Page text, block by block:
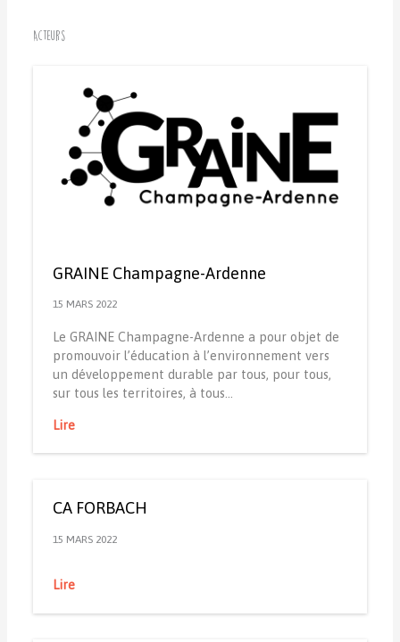
Acteurs
GRAINE Champagne-Ardenne
15 MARS 2022
Le GRAINE Champagne-Ardenne a pour objet de
promouvoir l’éducation à l’environnement vers
un développement durable par tous, pour tous,
sur tous les territoires, à tous…
Lire
CA FORBACH
15 MARS 2022
Lire